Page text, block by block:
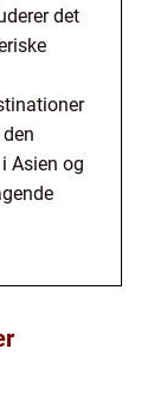
det
Asien og